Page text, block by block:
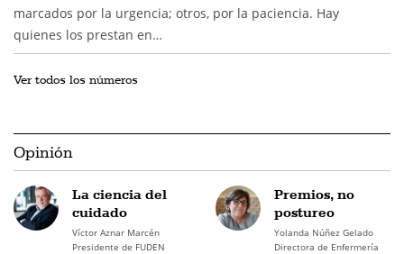
marcados por la urgencia; otros, por la paciencia. Hay
quienes los prestan en…
Ver todos los números
Opinión
La ciencia del
cuidado
Víctor Aznar Marcén
Presidente de FUDEN
Premios, no
postureo
Yolanda Núñez Gelado
Directora de Enfermería